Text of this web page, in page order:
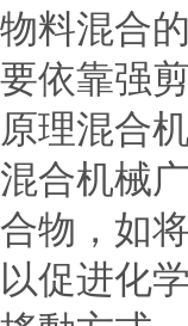
物料混合
要依靠强
原理混合
混合机械
合物，如
以促进化